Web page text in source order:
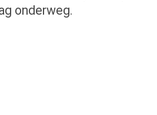
onderweg.